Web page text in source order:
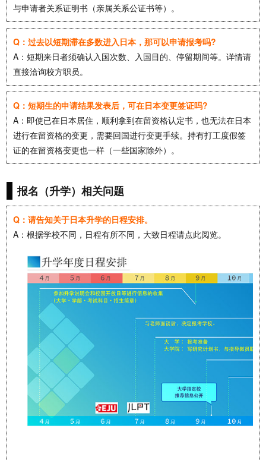
与申请者关系证明书（亲属关系公证书等）。
Q：过去以短期滞在多数进入日本，那可以申请报考吗?
A：短期来日者须确认入国次数、入国目的、停留期间等。详情请
直接洽询校方职员。
Q：短期生的申请结果发表后，可在日本变更签证吗?
A：即使已在日本居住，顺利拿到在留资格认定书，也无法在日本
进行在留资格的变更，需要回国进行变更手续。持有打工度假签
证的在留资格变更也一样（一些国家除外）。
报名（升学）相关问题
Q：请告知关于日本升学的日程安排。
A：根据学校不同，日程有所不同，大致日程请点此阅览。